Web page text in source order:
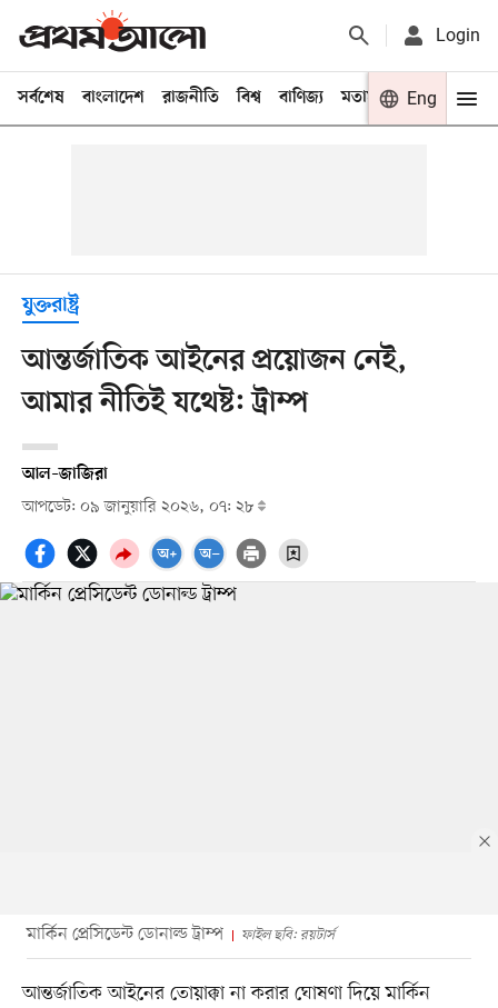
Login
সর্বশেষ বাংলাদেশ রাজনীতি বিশ্ব বাণিজ্য মতামত খেলা
Eng
যুক্তরাষ্ট্র
আন্তর্জাতিক আইনের প্রয়োজন নেই,
আমার নীতিই যথেষ্ট: ট্রাম্প
আল–জাজিরা
আপডেট: ০৯ জানুয়ারি ২০২৬, ০৭: ২৮
মার্কিন প্রেসিডেন্ট ডোনাল্ড ট্রাম্প ফাইল ছবি: রয়টার্স
আন্তর্জাতিক আইনের তোয়াক্কা না করার ঘোষণা দিয়ে মার্কিন